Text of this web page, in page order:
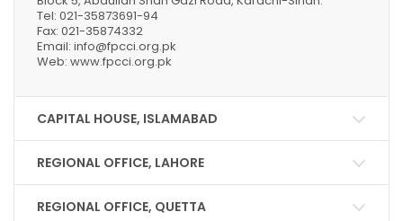
Tel: 021-35873691-94
Fax: 021-35874332
Email: info@fpcci.org.pk
Web: www.fpcci.org.pk
CAPITAL HOUSE, ISLAMABAD
REGIONAL OFFICE, LAHORE
REGIONAL OFFICE, QUETTA